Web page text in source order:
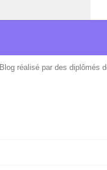
Blog réalisé par des diplômés